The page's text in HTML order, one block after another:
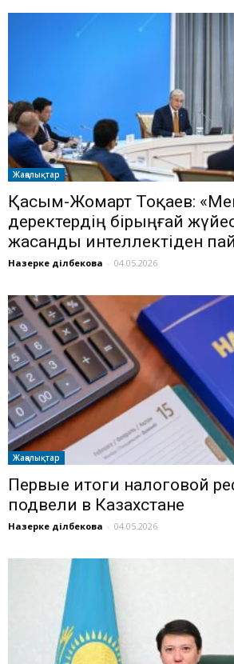
Жаңалықтар
Қасым-Жомарт Тоқаев:
деректердің бірыңғай
жасанды интеллектіден
Назерке Әділбекова - 04.05.2026
Жаңалықтар
Первые итоги налоговой
подвели в Казахстане
Назерке Әділбекова - 04.05.2026